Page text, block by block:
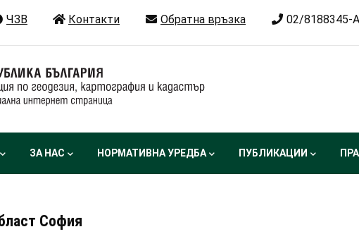
ЧЗВ Контакти Обратна връзка 02/8188345-
ЗА НАС НОРМАТИВНА УРЕДБА ПУБЛИКАЦИИ
София